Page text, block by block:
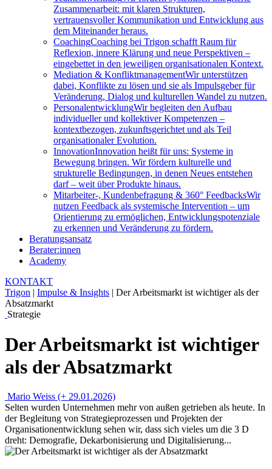
Zusammenarbeit: mit klaren Strukturen,
vertrauensvoller Kommunikation und Entwicklung aus
dem Miteinander heraus.
CoachingCoaching bei Trigon schafft Raum für
Reflexion, innere Klärung und neue Perspektiven –
eingebettet in den jeweiligen organisationalen Kontext.
Mediation & KonfliktmanagementWir unterstützen
dabei, Konflikte zu lösen und sie als Impulsgeber für
Veränderung, Dialog und kulturellen Wandel zu nutzen.
PersonalentwicklungWir begleiten den Aufbau
individueller und kollektiver Kompetenzen –
kontextbezogen, zukunftsgerichtet und als Teil
organisationaler Evolution.
InnovationInnovation heißt für uns: Systeme in
Bewegung bringen. Wir fördern kulturelle und
strukturelle Bedingungen, in denen Neues entstehen
darf – weit über Produkte hinaus.
Mitarbeiter-, Kundenbefragung & 360° FeedbacksWir
nutzen Feedback als systemische Intervention – um
Orientierung zu ermöglichen, Entwicklungspotenziale
zu erkennen und Veränderung zu fördern.
Beratungsansatz
Berater:innen
Academy
KONTAKT
Trigon | Impulse & Insights | Der Arbeitsmarkt ist wichtiger als der
Absatzmarkt
Strategie
Der Arbeitsmarkt ist wichtiger
als der Absatzmarkt
Mario Weiss (+ 29.01.2026)
Selten wurden Unternehmen mehr von außen getrieben als heute. In
der Begleitung von Strategieprozessen und Projekten der
Organisationentwicklung sehen wir, dass sich vieles um die 3 D
dreht: Demografie, Dekarbonisierung und Digitalisierung...